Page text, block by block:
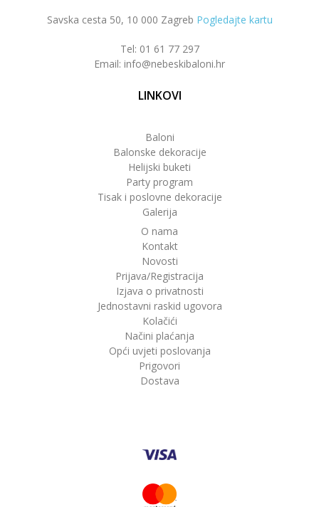
Savska cesta 50, 10 000 Zagreb Pogledajte kartu
Tel: 01 61 77 297
Email: info@nebeskibaloni.hr
LINKOVI
Baloni
Balonske dekoracije
Helijski buketi
Party program
Tisak i poslovne dekoracije
Galerija
O nama
Kontakt
Novosti
Prijava/Registracija
Izjava o privatnosti
Jednostavni raskid ugovora
Kolačići
Načini plaćanja
Opći uvjeti poslovanja
Prigovori
Dostava